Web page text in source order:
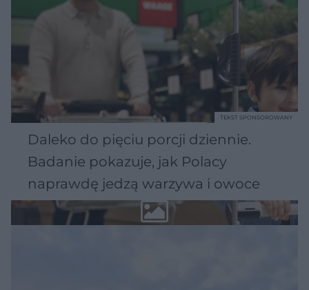
Daleko do pięciu porcji dziennie.
Badanie pokazuje, jak Polacy
naprawdę jedzą warzywa i owoce
TEKST SPONSOROWANY